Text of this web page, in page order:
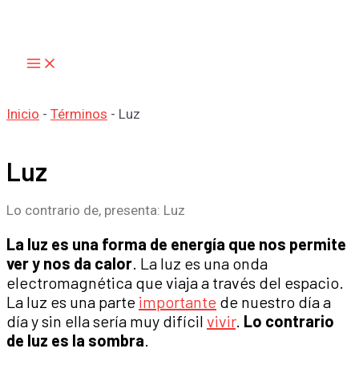
Inicio - Términos - Luz
Luz
Lo contrario de, presenta: Luz
La luz es una forma de energía que nos permite
ver y nos da calor. La luz es una onda
electromagnética que viaja a través del espacio.
La luz es una parte importante de nuestro día a
día y sin ella sería muy difícil vivir. Lo contrario
de luz es la sombra.